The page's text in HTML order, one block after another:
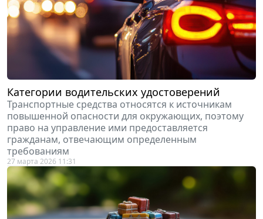
Категории водительских удостоверений
Транспортные средства относятся к источникам
повышенной опасности для окружающих, поэтому
право на управление ими предоставляется
гражданам, отвечающим определенным
требованиям
27 марта 2026 11:31